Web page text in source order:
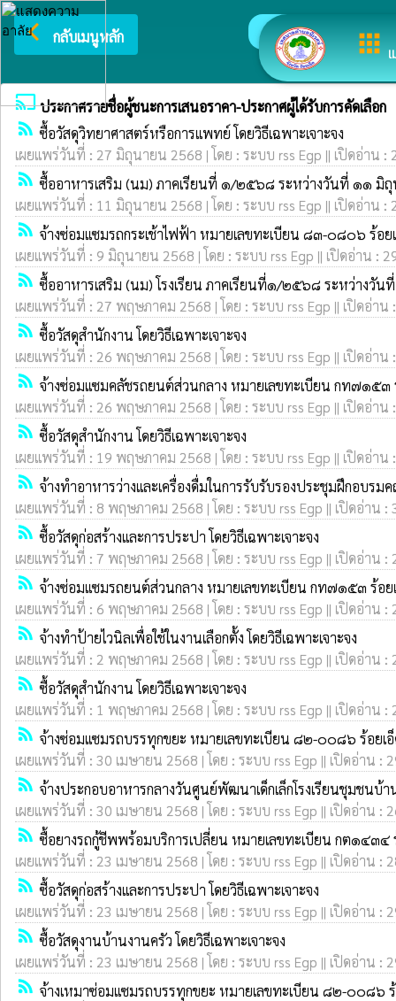
apps
arrow_back_ios กลับเมนูหลัก ยินดีต้อนรั
castประกาศรายชื่อผู้ชนะการเสนอราคา-ประกาศผู้ได้รับการคัดเลือก
rss_feed ซื้อวัสดุวิทยาศาสตร์หรือการแพทย์ โดยวิธีเฉพาะเจาะจง
เผยแพร่วันที่ : 27 มิถุนายน 2568 | โดย : ระบบ rss Egp || เปิดอ่าน :
rss_feed ซื้ออาหารเสริม (นม) ภาคเรียนที่ ๑/๒๕๖๘ ระหว่างวันที่ ๑๑ มิ
เผยแพร่วันที่ : 11 มิถุนายน 2568 | โดย : ระบบ rss Egp || เปิดอ่าน :
rss_feed จ้างซ่อมแซมรถกระเช้าไฟฟ้า หมายเลขทะเบียน ๘๓-๐๘๐๖ ร้อยเ
เผยแพร่วันที่ : 9 มิถุนายน 2568 | โดย : ระบบ rss Egp || เปิดอ่าน :
rss_feed ซื้ออาหารเสริม (นม) โรงเรียน ภาคเรียนที่๑/๒๕๖๘ ระหว่างวั
เผยแพร่วันที่ : 27 พฤษภาคม 2568 | โดย : ระบบ rss Egp || เปิดอ่าน
rss_feed ซื้อวัสดุสำนักงาน โดยวิธีเฉพาะเจาะจง
เผยแพร่วันที่ : 26 พฤษภาคม 2568 | โดย : ระบบ rss Egp || เปิดอ่าน
rss_feed จ้างซ่อมแซมคลัชรถยนต์ส่วนกลาง หมายเลขทะเบียน กท๗๑๕๓ ร้
เผยแพร่วันที่ : 26 พฤษภาคม 2568 | โดย : ระบบ rss Egp || เปิดอ่าน
rss_feed ซื้อวัสดุสำนักงาน โดยวิธีเฉพาะเจาะจง
เผยแพร่วันที่ : 19 พฤษภาคม 2568 | โดย : ระบบ rss Egp || เปิดอ่าน
rss_feed จ้างทำอาหารว่างและเครื่องดื่มในการรับรับรองประชุมฝึกอบร
เผยแพร่วันที่ : 8 พฤษภาคม 2568 | โดย : ระบบ rss Egp || เปิดอ่าน :
rss_feed ซื้อวัสดุก่อสร้างและการประปา โดยวิธีเฉพาะเจาะจง
เผยแพร่วันที่ : 7 พฤษภาคม 2568 | โดย : ระบบ rss Egp || เปิดอ่าน :
rss_feed จ้างซ่อมแซมรถยนต์ส่วนกลาง หมายเลขทะเบียน กท๗๑๕๓ ร้อยเ
เผยแพร่วันที่ : 6 พฤษภาคม 2568 | โดย : ระบบ rss Egp || เปิดอ่าน :
rss_feed จ้างทำป้ายไวนิลเพื่อใช้ในงานเลือกตั้ง โดยวิธีเฉพาะเจาะจง
เผยแพร่วันที่ : 2 พฤษภาคม 2568 | โดย : ระบบ rss Egp || เปิดอ่าน :
rss_feed ซื้อวัสดุสำนักงาน โดยวิธีเฉพาะเจาะจง
เผยแพร่วันที่ : 1 พฤษภาคม 2568 | โดย : ระบบ rss Egp || เปิดอ่าน :
rss_feed จ้างซ่อมแซมรถบรรทุกขยะ หมายเลขทะเบียน ๘๒-๐๐๘๖ ร้อยเอ็ด
เผยแพร่วันที่ : 30 เมษายน 2568 | โดย : ระบบ rss Egp || เปิดอ่าน :
rss_feed จ้างประกอบอาหารกลางวันศูนย์พัฒนาเด็กเล็กโรงเรียนชุมชนบ้
เผยแพร่วันที่ : 30 เมษายน 2568 | โดย : ระบบ rss Egp || เปิดอ่าน :
rss_feed ซื้อยางรถกู้ชีพพร้อมบริการเปลี่ยน หมายเลขทะเบียน กต๑๔๓๔ ร้
เผยแพร่วันที่ : 23 เมษายน 2568 | โดย : ระบบ rss Egp || เปิดอ่าน :
rss_feed ซื้อวัสดุก่อสร้างและการประปา โดยวิธีเฉพาะเจาะจง
เผยแพร่วันที่ : 23 เมษายน 2568 | โดย : ระบบ rss Egp || เปิดอ่าน :
rss_feed ซื้อวัสดุงานบ้านงานครัว โดยวิธีเฉพาะเจาะจง
เผยแพร่วันที่ : 23 เมษายน 2568 | โดย : ระบบ rss Egp || เปิดอ่าน :
rss_feed จ้างเหมาซ่อมแซมรถบรรทุกขยะ หมายเลขทะเบียน ๘๒-๐๐๘๖ ร้อ